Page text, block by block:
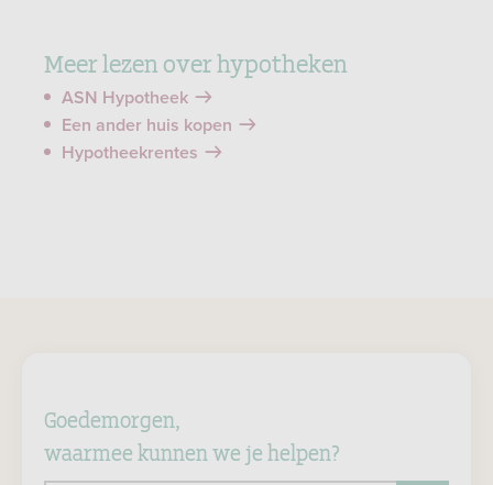
Meer lezen over hypotheken
ASN Hypotheek
Een ander huis kopen
Hypotheekrentes
Goedemorgen,
waarmee kunnen we je helpen?